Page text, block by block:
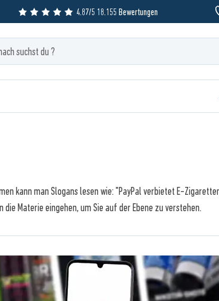
4.87/5 18.155 Bewertungen
kann man Slogans lesen wie: "PayPal verbietet E-
Materie eingehen, um Sie auf der Ebene zu verstehen.